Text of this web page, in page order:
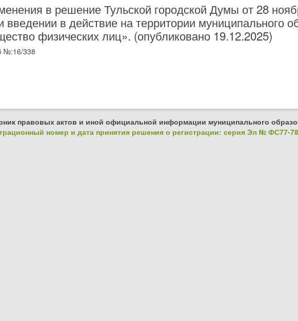
в решение Тульской городской Думы от 28
введении в действие на территории муниципального
физических лиц». (опубликовано 19.12.2025)
№:16/338
правовых актов и иной официальной информации муниципального
номер и дата принятия решения о регистрации: серия Эл № ФС77-